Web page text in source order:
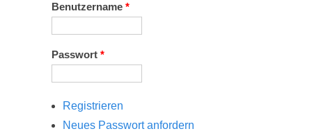
Benutzername *
Passwort *
Registrieren
Neues Passwort anfordern